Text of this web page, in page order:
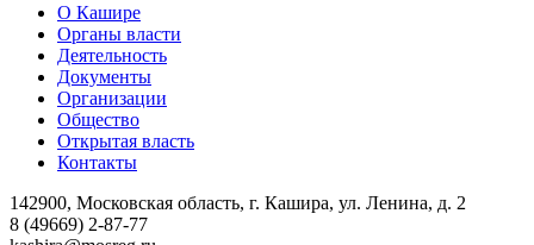
О Кашире
Органы власти
Деятельность
Документы
Организации
Общество
Открытая власть
Контакты
142900, Московская область, г. Кашира, ул. Ленина, д. 2
8 (49669) 2-87-77